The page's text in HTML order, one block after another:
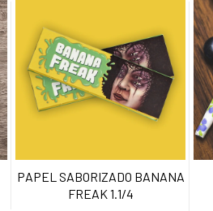
PAPEL SABORIZADO BANANA
FREAK 1.1/4